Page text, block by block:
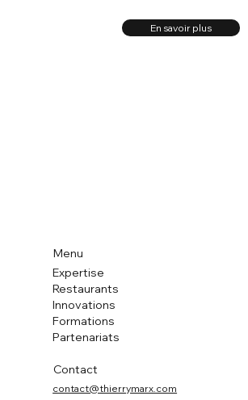
En savoir plus
Menu
Expertise
Restaurants
Innovations
Formations
Partenariats
Contact
contact@thierrymarx.com